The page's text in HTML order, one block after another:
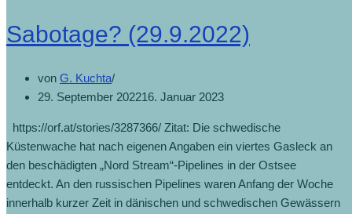
Sabotage? (29.9.2022)
von G. Kuchta
29. September 202216. Januar 2023
https://orf.at/stories/3287366/ Zitat: Die schwedische
Küstenwache hat nach eigenen Angaben ein viertes Gasleck an
den beschädigten „Nord Stream“-Pipelines in der Ostsee
entdeckt. An den russischen Pipelines waren Anfang der Woche
innerhalb kurzer Zeit in dänischen und schwedischen Gewässern